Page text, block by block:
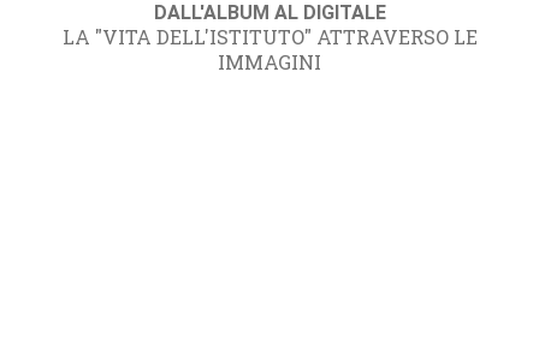
DALL'ALBUM AL DIGITALE
LA "VITA DELL'ISTITUTO" ATTRAVERSO LE
IMMAGINI